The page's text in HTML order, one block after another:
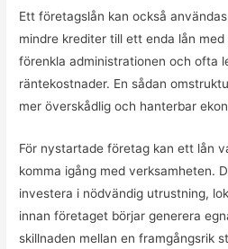
Ett företagslån kan också
mindre krediter till ett enda lån
förenkla administrationen och ofta
räntekostnader. En sådan
mer överskådlig och hanterbar
För nystartade företag kan ett lån
komma igång med verksamheten.
investera i nödvändig utrustning,
innan företaget börjar generera
skillnaden mellan en framgångsrik